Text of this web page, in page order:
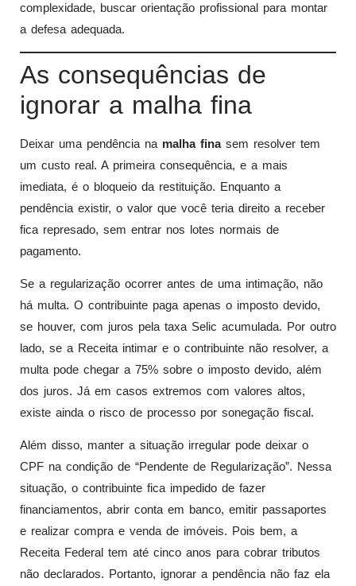
complexidade, buscar orientação profissional para montar
a defesa adequada.
As consequências de
ignorar a malha fina
Deixar uma pendência na malha finasem resolver tem
um custo real. A primeira consequência, e a mais
imediata, é o bloqueio da restituição. Enquanto a
pendência existir, o valor que você teria direito a receber
fica represado, sem entrar nos lotes normais de
pagamento.
Se a regularização ocorrer antes de uma intimação, não
há multa. O contribuinte paga apenas o imposto devido,
se houver, com juros pela taxa Selic acumulada. Por outro
lado, se a Receita intimar e o contribuinte não resolver, a
multa pode chegar a 75% sobre o imposto devido, além
dos juros. Já em casos extremos com valores altos,
existe ainda o risco de processo por sonegação fiscal.
Além disso, manter a situação irregular pode deixar o
CPF na condição de “Pendente de Regularização”. Nessa
situação, o contribuinte fica impedido de fazer
financiamentos, abrir conta em banco, emitir passaportes
e realizar compra e venda de imóveis. Pois bem, a
Receita Federal tem até cinco anos para cobrar tributos
não declarados. Portanto, ignorar a pendência não faz ela